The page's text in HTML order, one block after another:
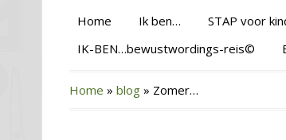
Home Ik ben… STAP voor
IK-BEN…bewustwordings-reis©
Home » blog » Zomer…